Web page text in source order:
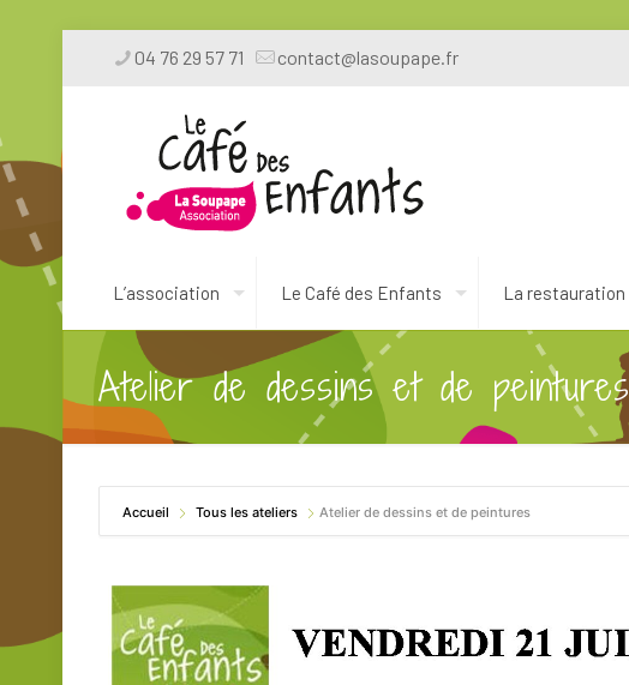
04 76 29 57 71 contact@lasoupape.fr
L’association Le Café des Enfants La restauration
Atelier de dessins et de peintures
Accueil Tous les ateliers Atelier de dessins et de peintures